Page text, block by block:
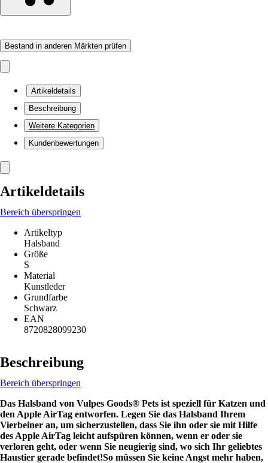
Bestand in anderen Märkten prüfen
Artikeldetails
Beschreibung
Weitere Kategorien
Kundenbewertungen
Artikeldetails
Bereich überspringen
Artikeltyp
Halsband
Größe
S
Material
Kunstleder
Grundfarbe
Schwarz
EAN
8720828099230
Beschreibung
Bereich überspringen
Das Halsband von Vulpes Goods® Pets ist speziell für Katzen und
den Apple AirTag entworfen. Legen Sie das Halsband Ihrem
Vierbeiner an, um sicherzustellen, dass Sie ihn oder sie mit Hilfe
des Apple AirTag leicht aufspüren können, wenn er oder sie
verloren geht, oder wenn Sie neugierig sind, wo sich Ihr geliebtes
Haustier gerade befindet!So müssen Sie keine Angst mehr haben,